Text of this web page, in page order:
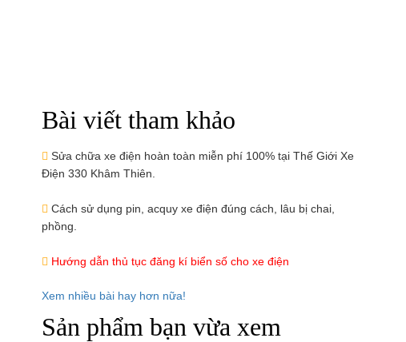
Bài viết tham khảo
Sửa chữa xe điện hoàn toàn miễn phí 100% tại Thế Giới Xe
Điện 330 Khâm Thiên.
Cách sử dụng pin, acquy xe điện đúng cách, lâu bị chai,
phồng.
Hướng dẫn thủ tục đăng kí biển số cho xe điện
Xem nhiều bài hay hơn nữa!
Sản phẩm bạn vừa xem